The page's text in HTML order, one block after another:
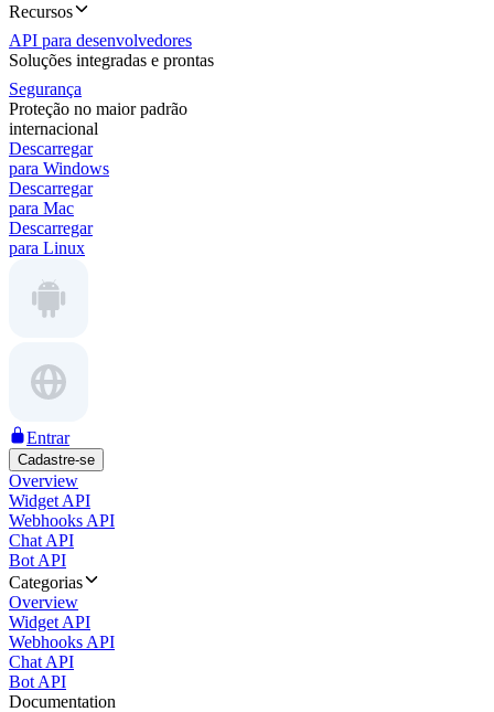
Recursos
API para desenvolvedores
Soluções integradas e prontas
Segurança
Proteção no maior padrão
internacional
Descarregar
para Windows
Descarregar
para Mac
Descarregar
para Linux
Entrar
Cadastre-se
Overview
Widget API
Webhooks API
Chat API
Bot API
Categorias
Overview
Widget API
Webhooks API
Chat API
Bot API
Documentation